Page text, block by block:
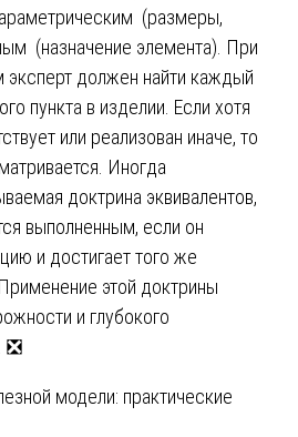
(размеры,
(назначение элемента). При
эксперт должен найти каждый
пункта в изделии. Если хотя
или реализован иначе, то
Иногда
доктрина эквивалентов,
выполненным, если он
и достигает того же
этой доктрины
и глубокого
❎
модели: практические